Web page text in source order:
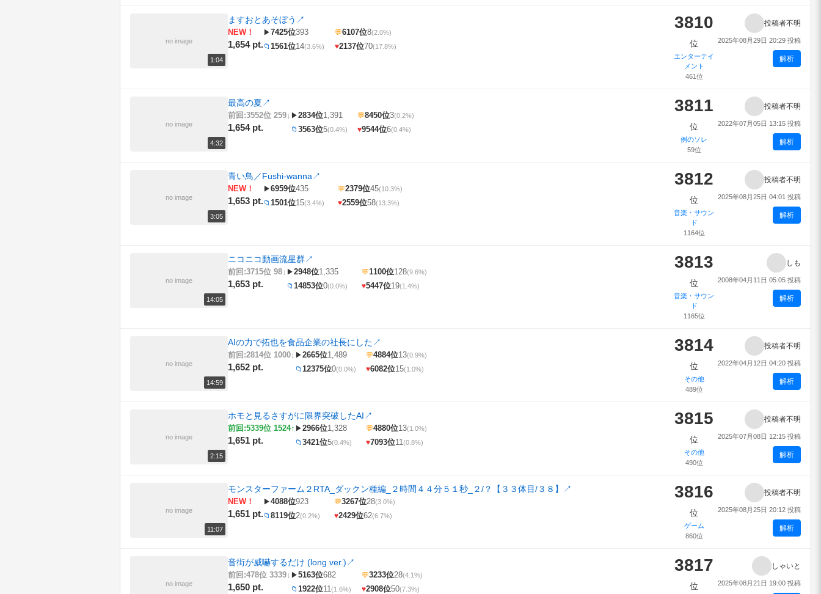
no image
1:04
ますおとあそぼう ↗
NEW！
1,654 pt.
▶7425位393 💬6107位8(2.0%)
📁 1561位14(3.6%) ♥2137位70(17.8%)
3810
位
エンターテイ
メント
461位
投稿者不明
2025年08月29日 20:29 投稿
解析
no image
4:32
最高の夏↗
前回:3552位 259↓
1,654 pt.
▶2834位1,391 💬8450位3(0.2%)
📁 3563位5(0.4%) ♥9544位6(0.4%)
3811
位
例のソレ
59位
投稿者不明
2022年07月05日 13:15 投稿
解析
no image
3:05
青い鳥／Fushi-wanna↗
NEW！
1,653 pt.
▶6959位435 💬2379位45(10.3%)
📁 1501位15(3.4%) ♥2559位58(13.3%)
3812
位
音楽・サウン
ド
1164位
投稿者不明
2025年08月25日 04:01 投稿
解析
no image
14:05
ニコニコ動画流星群↗
前回:3715位 98↓
1,653 pt.
▶2948位1,335 💬1100位128(9.6%)
📁 14853位0(0.0%) ♥5447位19(1.4%)
3813
位
音楽・サウン
ド
1165位
しも
2008年04月11日 05:05 投稿
解析
no image
14:59
AIの力で拓也を食品企業の社長にした↗
前回:2814位 1000↓
1,652 pt.
▶2665位1,489 💬4884位13(0.9%)
📁 12375位0(0.0%) ♥6082位15(1.0%)
3814
位
その他
489位
投稿者不明
2022年04月12日 04:20 投稿
解析
no image
2:15
ホモと見るさすがに限界突破したAI↗
前回:5339位 1524↑
1,651 pt.
▶2966位1,328 💬4880位13(1.0%)
📁 3421位5(0.4%) ♥7093位11(0.8%)
3815
位
その他
490位
投稿者不明
2025年07月08日 12:15 投稿
解析
no image
11:07
モンスターファーム２RTA_ダックン種編_２時間４４分５１秒_２/？【３３体目/３８】 ↗
NEW！
1,651 pt.
▶4088位923 💬3267位28(3.0%)
📁 8119位2(0.2%) ♥2429位62(6.7%)
3816
位
ゲーム
860位
投稿者不明
2025年08月25日 20:12 投稿
解析
no image
音街が威嚇するだけ (long ver.)↗
前回:478位 3339↓
1,650 pt.
▶5163位682 💬3233位28(4.1%)
📁 1922位11(1.6%) ♥2908位50(7.3%)
3817
位
しゃいと
2025年08月21日 19:00 投稿